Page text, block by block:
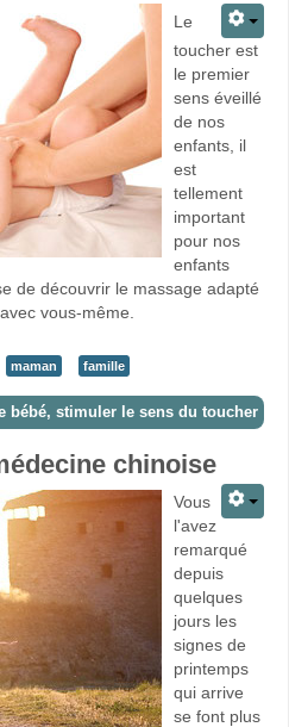
Le
toucher est
le premier
sens éveillé
de nos
enfants, il
est
tellement
important
pour nos
enfants
de découvrir le massage adapté
vous-même.
maman famille
bébé, stimuler le sens du toucher
chinoise
Vous
l'avez
remarqué
depuis
quelques
jours les
signes de
printemps
qui arrive
se font plus